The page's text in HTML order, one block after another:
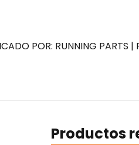
POR: RUNNING PARTS
Productos